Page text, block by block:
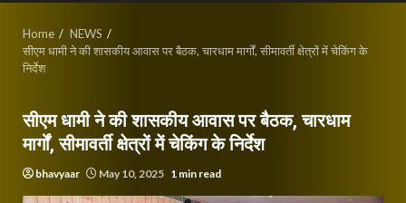
Home
NEWS
सीएम धामी ने की शासकीय आवास पर बैठक, चारधाम मार्गों, सीमावर्ती क्षेत्रों में चेकिंग के
निर्देश
सीएम धामी ने की शासकीय आवास पर बैठक, चारधाम
मार्गों, सीमावर्ती क्षेत्रों में चेकिंग के निर्देश
bhavyaar May 10, 2025 1 min read